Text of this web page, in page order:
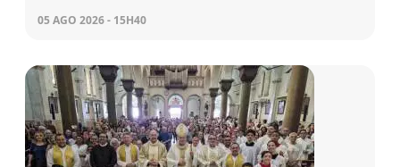
05 AGO 2026 - 15H40